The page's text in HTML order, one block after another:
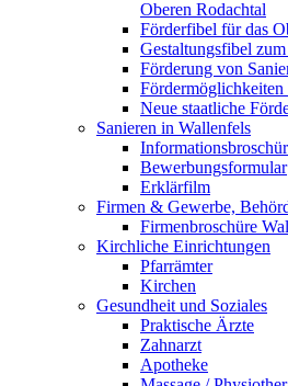
Oberen Rodachtal
Förderfibel für das
Gestaltungsfibel
Förderung von
Neue staatliche
Sanieren in Wallenfels
Bewerbungsformular
Erklärfilm
Firmen & Gewerbe,
Firmenbroschüre
Kirchliche Einrichtungen
Pfarrämter
Kirchen
Gesundheit und Soziales
Praktische Ärzte
Zahnarzt
Apotheke